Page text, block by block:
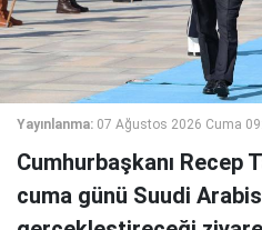
Yayınlanma: 07 Ağustos 2026 Cuma
Cumhurbaşkanı Recep
cuma günü Suudi